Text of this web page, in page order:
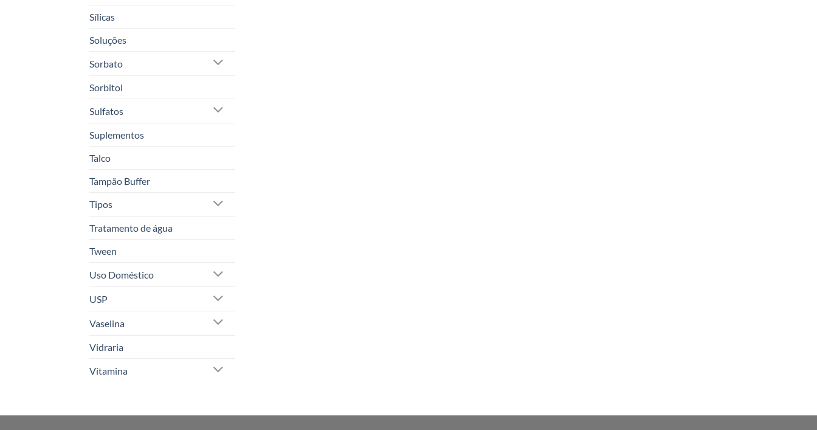
Sílicas
Soluções
Sorbato
Sorbitol
Sulfatos
Suplementos
Talco
Tampão Buffer
Tipos
Tratamento de água
Tween
Uso Doméstico
USP
Vaselina
Vidraria
Vitamina